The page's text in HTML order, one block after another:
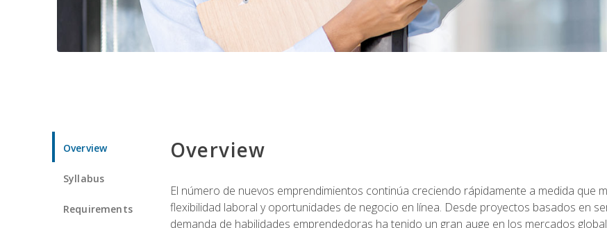
Overview
Syllabus
Requirements
Overview
El número de nuevos emprendimientos continúa creciendo rápidamente a medida que
flexibilidad laboral y oportunidades de negocio en línea. Desde proyectos basados en
demanda de habilidades emprendedoras ha tenido un gran auge en los mercados